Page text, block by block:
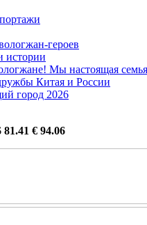
героев
истории
Мы настоящая
Китая и России
город 2026
81.41 € 94.06